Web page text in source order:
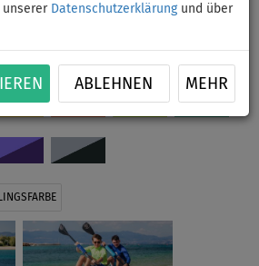
unserer Datenschutzerklärungund über
ABLEHNEN MEHR